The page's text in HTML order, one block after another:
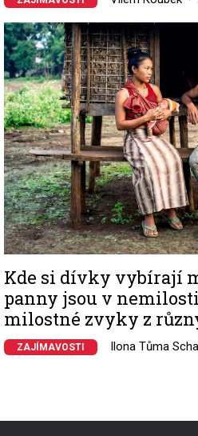
Image
Kde si dívky vybírají
panny jsou v
milostné zvyky z
ZAJÍMAVOSTI Ilona Tůma